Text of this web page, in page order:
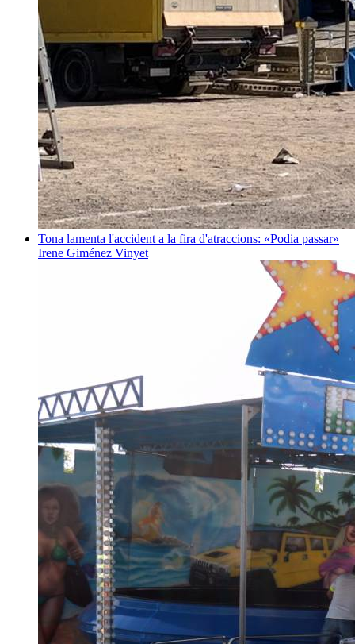
Tona lamenta l'accident a la fira d'atraccions: «Podia passar»
Irene Giménez Vinyet